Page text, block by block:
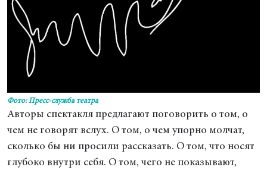
Фото: Пресс-служба театра
Авторы спектакля предлагают поговорить о том, о
чем не говорят вслух. О том, о чем упорно молчат,
сколько бы ни просили рассказать. О том, что носят
глубоко внутри себя. О том, чего не показывают,